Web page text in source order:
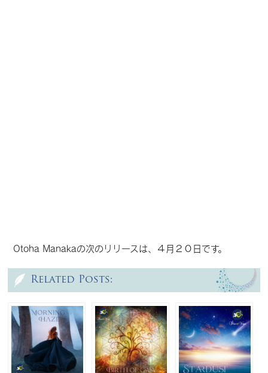
Otoha Manakaの次のリリースは、４月２０日です。
Related Posts: